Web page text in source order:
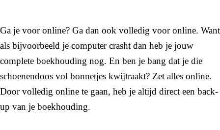
Ga je voor online? Ga dan ook volledig voor online. Want
als bijvoorbeeld je computer crasht dan heb je jouw
complete boekhouding nog. En ben je bang dat je die
schoenendoos vol bonnetjes kwijtraakt? Zet alles online.
Door volledig online te gaan, heb je altijd direct een back-
up van je boekhouding.